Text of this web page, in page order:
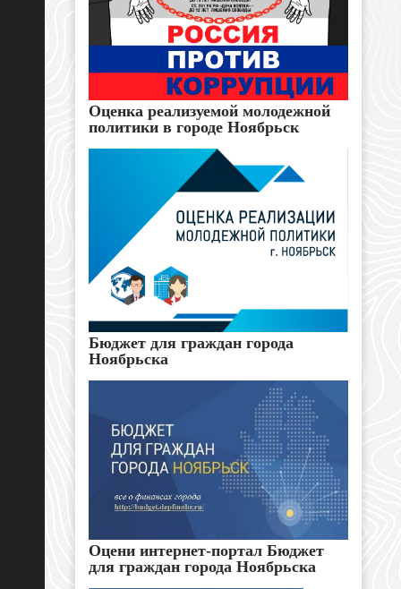
Оценка реализуемой молодежной
политики в городе Ноябрьск
Бюджет для граждан города
Ноябрьска
Оцени интернет-портал Бюджет
для граждан города Ноябрьска